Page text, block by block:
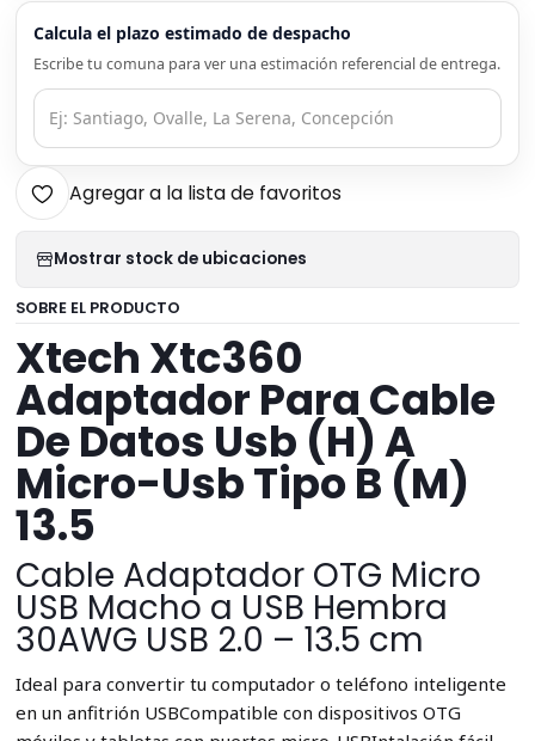
Calcula el plazo estimado de despacho
Escribe tu comuna para ver una estimación referencial de entrega.
Agregar a la lista de favoritos
Mostrar stock de ubicaciones
SOBRE EL PRODUCTO
Xtech Xtc360
Adaptador Para Cable
De Datos Usb (H) A
Micro-Usb Tipo B (M)
13.5
Cable Adaptador OTG Micro
USB Macho a USB Hembra
30AWG USB 2.0 – 13.5 cm
Ideal para convertir tu computador o teléfono inteligente
en un anfitrión USBCompatible con dispositivos OTG